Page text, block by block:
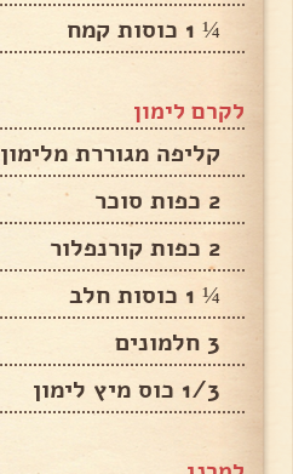
¼ 1 כוסות קמח
לקרם לימון
קליפה מגוררת מלימון
2 כפות סוכר
2 כפות קורנפלור
¼ 1 כוסות חלב
3 חלמונים
1/3 כוס מיץ לימון